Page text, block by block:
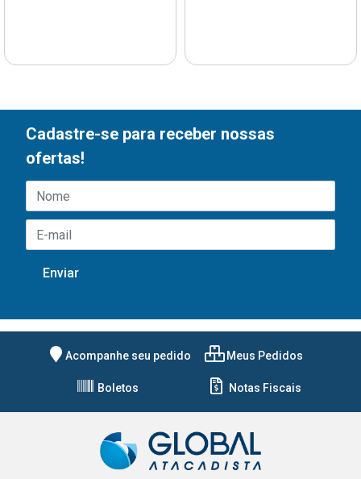
Cadastre-se para receber nossas
ofertas!
Acompanhe seu pedido Meus Pedidos
Boletos Notas Fiscais